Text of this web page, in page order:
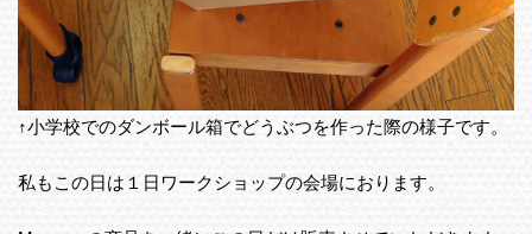
↑小学校でのダンボール箱でどうぶつを作った際の様子です。
私もこの日は１日ワークショップの会場におります。